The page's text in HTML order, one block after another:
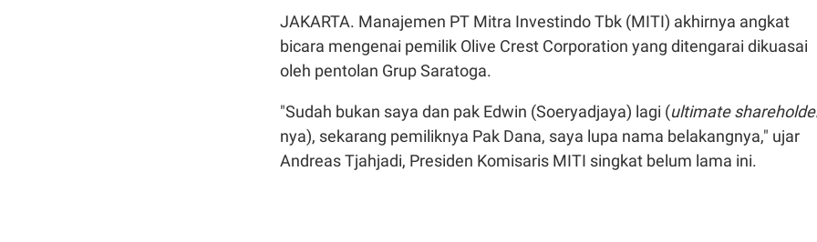
JAKARTA. Manajemen PT Mitra Investindo Tbk (MITI) akhirnya angkat
bicara mengenai pemilik Olive Crest Corporation yang ditengarai dikuasai
oleh pentolan Grup Saratoga.
"Sudah bukan saya dan pak Edwin (Soeryadjaya) lagi (ultimate
nya), sekarang pemiliknya Pak Dana, saya lupa nama belakangnya," ujar
Andreas Tjahjadi, Presiden Komisaris MITI singkat belum lama ini.